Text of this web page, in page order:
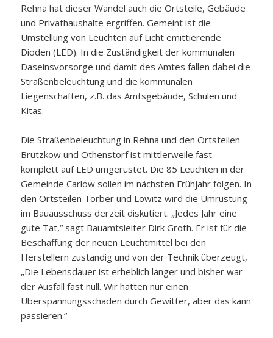
Rehna hat dieser Wandel auch die Ortsteile, Gebäude
und Privathaushalte ergriffen. Gemeint ist die
Umstellung von Leuchten auf Licht emittierende
Dioden (LED). In die Zuständigkeit der kommunalen
Daseinsvorsorge und damit des Amtes fallen dabei die
Straßenbeleuchtung und die kommunalen
Liegenschaften, z.B. das Amtsgebäude, Schulen und
Kitas.
Die Straßenbeleuchtung in Rehna und den Ortsteilen
Brützkow und Othenstorf ist mittlerweile fast
komplett auf LED umgerüstet. Die 85 Leuchten in der
Gemeinde Carlow sollen im nächsten Frühjahr folgen. In
den Ortsteilen Törber und Löwitz wird die Umrüstung
im Bauausschuss derzeit diskutiert. „Jedes Jahr eine
gute Tat,“ sagt Bauamtsleiter Dirk Groth. Er ist für die
Beschaffung der neuen Leuchtmittel bei den
Herstellern zuständig und von der Technik überzeugt,
„Die Lebensdauer ist erheblich länger und bisher war
der Ausfall fast null. Wir hatten nur einen
Überspannungsschaden durch Gewitter, aber das kann
passieren.“